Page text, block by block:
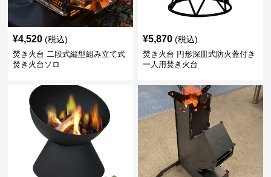
¥4,520 (税込)
焚き火台 二段式縦型組み立て式
焚き火台ソロ
¥5,870 (税込)
焚き火台 円形深皿式防火蓋付き
一人用焚き火台